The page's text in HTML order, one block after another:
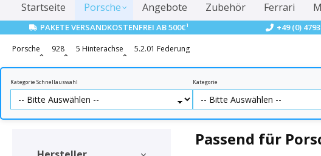
Startseite Porsche Angebote Zubehör Ferrari
PAKETE VERSANDKOSTENFREI AB 500€1 +49 (0)
Porsche 928 5 Hinterachse 5.2.01 Federung
Kategorie Schnellauswahl Kategorie
Passend für